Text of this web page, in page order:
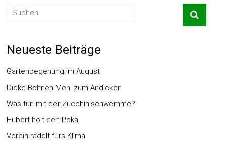
Neueste Beiträge
Gartenbegehung im August
Dicke-Bohnen-Mehl zum Andicken
Was tun mit der Zucchinischwemme?
Hubert holt den Pokal
Verein radelt fürs Klima